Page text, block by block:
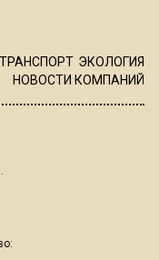
ТРАНСПОРТ ЭКОЛОГИЯ
НОВОСТИ КОМПАНИЙ